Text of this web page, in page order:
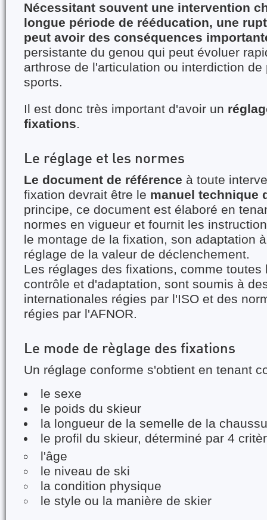
Nécessitant souvent une intervention
longue période de rééducation, une
peut avoir des conséquences
persistante du genou qui peut évoluer
arthrose de l'articulation ou interdiction
sports.
Il est donc très important d'avoir un
fixations.
Le réglage et les normes
Le document de référence à toute
fixation devrait être le manuel technique
principe, ce document est élaboré en
normes en vigueur et fournit les
le montage de la fixation, son adaptation
réglage de la valeur de déclenchement.
Les réglages des fixations, comme toutes
contrôle et d'adaptation, sont soumis à
internationales régies par l'ISO et des
régies par l'AFNOR.
Le mode de règlage des fixations
Un réglage conforme s'obtient en tenant
le sexe
le poids du skieur
la longueur de la semelle de la
le profil du skieur, déterminé par 4
l'âge
le niveau de ski
la condition physique
le style ou la manière de skier